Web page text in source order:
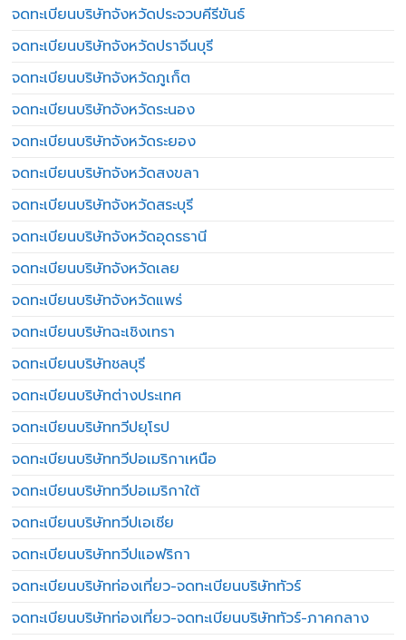
จดทะเบียนบริษัทจังหวัดประจวบคีรีขันธ์
จดทะเบียนบริษัทจังหวัดปราจีนบุรี
จดทะเบียนบริษัทจังหวัดภูเก็ต
จดทะเบียนบริษัทจังหวัดระนอง
จดทะเบียนบริษัทจังหวัดระยอง
จดทะเบียนบริษัทจังหวัดสงขลา
จดทะเบียนบริษัทจังหวัดสระบุรี
จดทะเบียนบริษัทจังหวัดอุดรธานี
จดทะเบียนบริษัทจังหวัดเลย
จดทะเบียนบริษัทจังหวัดแพร่
จดทะเบียนบริษัทฉะเชิงเทรา
จดทะเบียนบริษัทชลบุรี
จดทะเบียนบริษัทต่างประเทศ
จดทะเบียนบริษัททวีปยุโรป
จดทะเบียนบริษัททวีปอเมริกาเหนือ
จดทะเบียนบริษัททวีปอเมริกาใต้
จดทะเบียนบริษัททวีปเอเชีย
จดทะเบียนบริษัททวีปแอฟริกา
จดทะเบียนบริษัทท่องเที่ยว-จดทะเบียนบริษัททัวร์
จดทะเบียนบริษัทท่องเที่ยว-จดทะเบียนบริษัททัวร์-ภาคกลาง